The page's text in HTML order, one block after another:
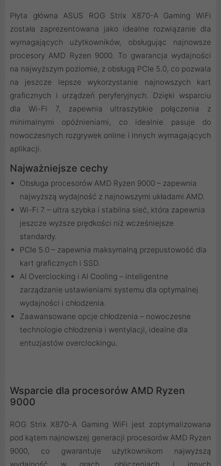
Płyta główna ASUS ROG Strix X870-A Gaming WiFi
została zaprezentowana jako idealne rozwiązanie dla
wymagających użytkowników, obsługując najnowsze
procesory AMD Ryzen 9000. To gwarancja wydajności
na najwyższym poziomie, z obsługą PCIe 5.0, co pozwala
na jeszcze lepsze wykorzystanie najnowszych kart
graficznych i urządzeń peryferyjnych. Dzięki wsparciu
dla Wi-Fi 7, zapewnia ultraszybkie połączenia z
minimalnymi opóźnieniami, co idealnie pasuje do
nowoczesnych rozgrywek online i innych wymagających
aplikacji.
Najważniejsze cechy
Obsługa procesorów AMD Ryzen 9000 – zapewnia
najwyższą wydajność z najnowszymi układami AMD.
Wi-Fi 7 – ultra szybka i stabilna sieć, która zapewnia
jeszcze wyższe prędkości niż wcześniejsze
standardy.
PCIe 5.0 – zapewnia maksymalną przepustowość dla
kart graficznych i SSD.
AI Overclocking i AI Cooling – inteligentne
zarządzanie ustawieniami systemu dla optymalnej
wydajności i chłodzenia.
Zaawansowane opcje chłodzenia – nowoczesne
technologie chłodzenia i wentylacji, idealne dla
entuzjastów overclockingu.
Wsparcie dla procesorów AMD Ryzen
9000
ROG Strix X870-A Gaming WiFi jest zoptymalizowana
pod kątem najnowszej generacji procesorów AMD Ryzen
9000, co gwarantuje użytkownikom najwyższą